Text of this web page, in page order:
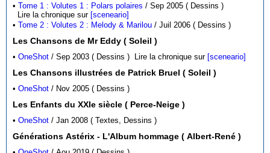
•Tome 1 : Volutes 1 : Polars polaires
/ Sep 2005 ( Dessins )
Lire la chronique sur [sceneario]
•Tome 2 : Volutes 2 : Melody & Marilou / Juil 2006 ( Dessins )
Les Chansons de Mr Eddy ( Soleil )
•OneShot / Sep 2003 ( Dessins ) Lire la chronique sur [sceneario]
Les Chansons illustrées de Patrick Bruel ( Soleil )
•OneShot / Nov 2005 ( Dessins )
Les Enfants du XXIe siècle ( Perce-Neige )
•OneShot / Jan 2008 ( Textes, Dessins )
Générations Astérix - L'Album hommage ( Albert-René )